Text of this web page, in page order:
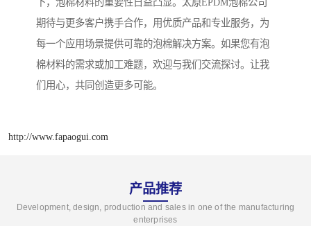
期待与更多客户携手合作，用优质产品和专业服务，为
每一个应用场景提供可靠的泡棉解决方案。如果您有泡
棉材料的需求或加工难题，欢迎与我们交流探讨。让我
们用心，共同创造更多可能。
http://www.fapaogui.com
产品推荐
Development, design, production and sales in one of the manufacturing
enterprises